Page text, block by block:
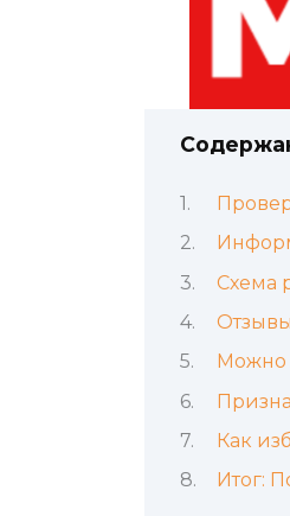
Схема
Можно
Как
Итог: